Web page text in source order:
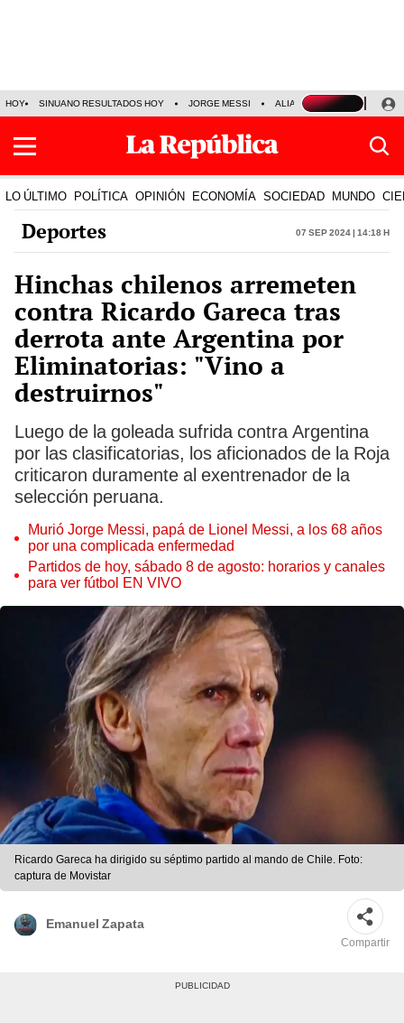
HOY SINUANO RESULTADOS HOY JORGE MESSI ALIANZA LIMA VS SPORT
LO ÚLTIMO POLÍTICA OPINIÓN ECONOMÍA SOCIEDAD MUNDO
Deportes 07 Sep 2024 | 14:18 h
Hinchas chilenos arremeten
contra Ricardo Gareca tras
derrota ante Argentina por
Eliminatorias: "Vino a
destruirnos"
Luego de la goleada sufrida contra Argentina
por las clasificatorias, los aficionados de la Roja
criticaron duramente al exentrenador de la
selección peruana.
Murió Jorge Messi, papá de Lionel Messi, a los 68 años
por una complicada enfermedad
Partidos de hoy, sábado 8 de agosto: horarios y canales
para ver fútbol EN VIVO
Ricardo Gareca ha dirigido su séptimo partido al mando de Chile. Foto:
captura de Movistar
Emanuel Zapata
Compartir